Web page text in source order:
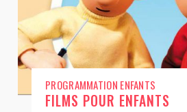
PROGRAMMATION ENFANTS
FILMS POUR ENFANTS